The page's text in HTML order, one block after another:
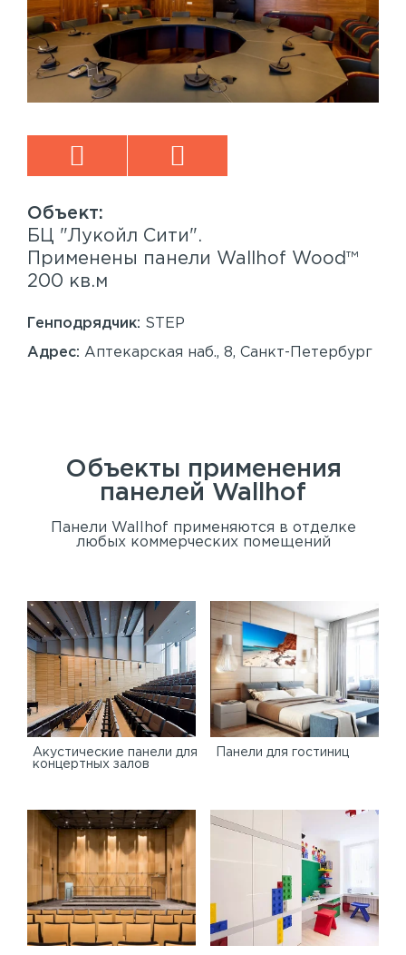
БЦ "Лукойл Сити".
Применены панели Wallhof Wood™
200 кв.м
Генподрядчик: STEP
Адрес: Аптекарская наб., 8, Санкт-Петербург
Объекты применения
панелей Wallhof
Панели Wallhof применяются в отделке
любых коммерческих помещений
Акустические панели для
концертных залов
Панели для гостиниц